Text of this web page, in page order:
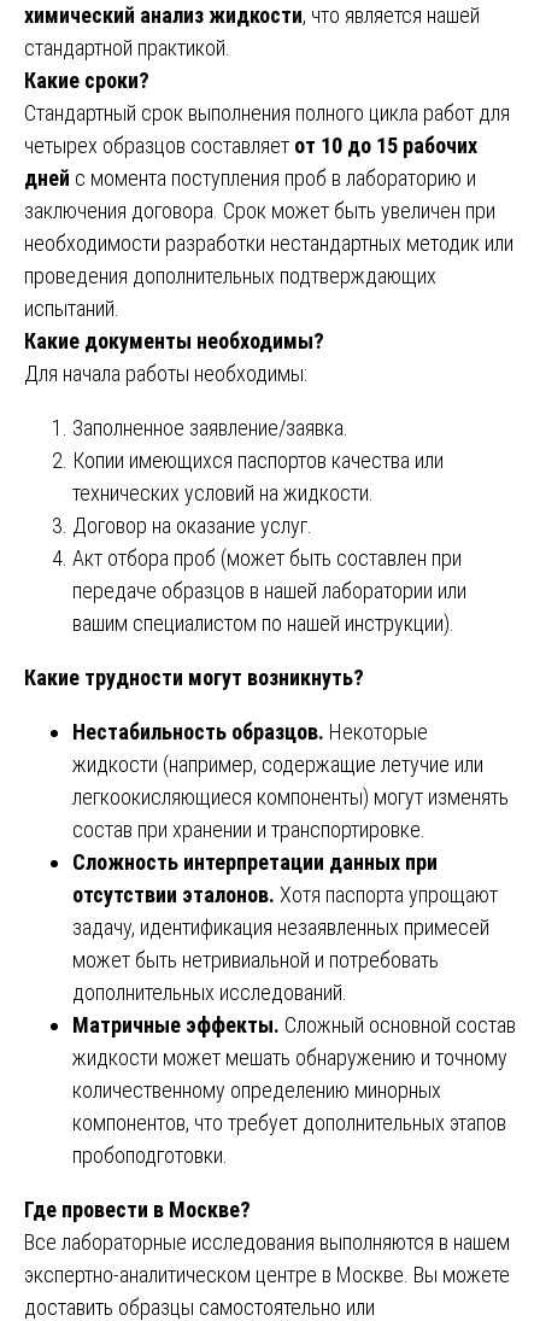
химический анализ жидкости, что является нашей
стандартной практикой.
Какие сроки?
Стандартный срок выполнения полного цикла работ для
четырех образцов составляет от 10 до 15 рабочих
дней с момента поступления проб в лабораторию и
заключения договора. Срок может быть увеличен при
необходимости разработки нестандартных методик или
проведения дополнительных подтверждающих
испытаний.
Какие документы необходимы?
Для начала работы необходимы:
Заполненное заявление/заявка.
Копии имеющихся паспортов качества или
технических условий на жидкости.
Договор на оказание услуг.
Акт отбора проб (может быть составлен при
передаче образцов в нашей лаборатории или
вашим специалистом по нашей инструкции).
Какие трудности могут возникнуть?
Нестабильность образцов. Некоторые
жидкости (например, содержащие летучие или
легкоокисляющиеся компоненты) могут изменять
состав при хранении и транспортировке.
Сложность интерпретации данных при
отсутствии эталонов. Хотя паспорта упрощают
задачу, идентификация незаявленных примесей
может быть нетривиальной и потребовать
дополнительных исследований.
Матричные эффекты. Сложный основной состав
жидкости может мешать обнаружению и точному
количественному определению минорных
компонентов, что требует дополнительных этапов
пробоподготовки.
Где провести в Москве?
Все лабораторные исследования выполняются в нашем
экспертно-аналитическом центре в Москве. Вы можете
доставить образцы самостоятельно или